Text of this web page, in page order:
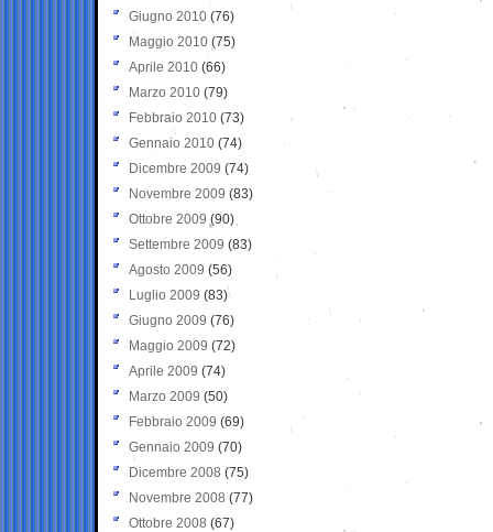
Giugno 2010 (76)
Maggio 2010 (75)
Aprile 2010 (66)
Marzo 2010 (79)
Febbraio 2010 (73)
Gennaio 2010 (74)
Dicembre 2009 (74)
Novembre 2009 (83)
Ottobre 2009 (90)
Settembre 2009 (83)
Agosto 2009 (56)
Luglio 2009 (83)
Giugno 2009 (76)
Maggio 2009 (72)
Aprile 2009 (74)
Marzo 2009 (50)
Febbraio 2009 (69)
Gennaio 2009 (70)
Dicembre 2008 (75)
Novembre 2008 (77)
Ottobre 2008 (67)